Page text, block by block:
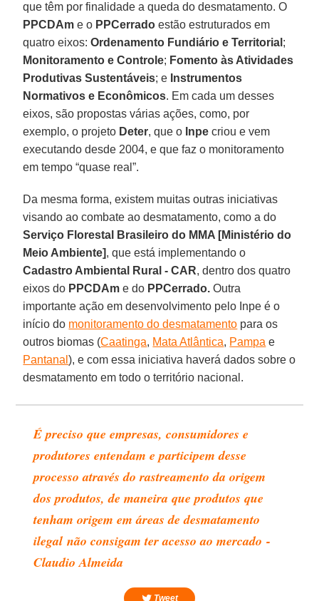
que têm por finalidade a queda do desmatamento. O
PPCDAm e o PPCerrado estão estruturados em
quatro eixos:Ordenamento Fundiário e Territorial ;
Monitoramento e Controle; Fomento às Atividades
Produtivas Sustentáveis; e Instrumentos
Normativos e Econômicos. Em cada um desses
eixos, são propostas várias ações, como, por
exemplo, o projeto Deter, que o Inpe criou e vem
executando desde 2004, e que faz o monitoramento
em tempo “quase real”.
Da mesma forma, existem muitas outras iniciativas
visando ao combate ao desmatamento, como a do
Serviço Florestal Brasileiro do MMA [Ministério do
Meio Ambiente], que está implementando o
Cadastro Ambiental Rural - CAR, dentro dos quatro
eixos do PPCDAm e do PPCerrado. Outra
importante ação em desenvolvimento pelo Inpe é o
início do monitoramento do desmatamento para os
outros biomas (Caatinga, Mata Atlântica, Pampa e
Pantanal), e com essa iniciativa haverá dados sobre o
desmatamento em todo o território nacional.
É preciso que empresas, consumidores e
produtores entendam e participem desse
processo através do rastreamento da origem
dos produtos, de maneira que produtos que
tenham origem em áreas de desmatamento
ilegal não consigam ter acesso ao mercado -
Claudio Almeida
Tweet